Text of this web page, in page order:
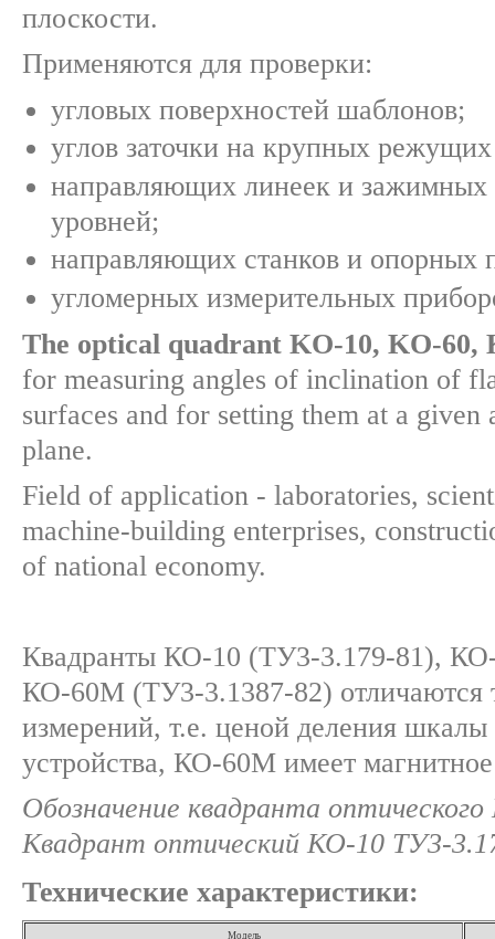
плоскости.
Применяются для проверки:
угловых поверхностей шаблонов;
углов заточки на крупных
направляющих линеек и зажимных
уровней;
направляющих станков и опорных
угломерных измерительных
The optical quadrant KO-10, KO-60,
for measuring angles of inclination of
surfaces and for setting them at a
plane.
Field of application - laboratories,
machine-building enterprises,
of national economy.
Квадранты КО-10 (ТУ3-3.179-81),
КО-60М (ТУ3-3.1387-82) отличаются
измерений, т.е. ценой деления шкалы
устройства, КО-60М имеет
Обозначение квадранта
Квадрант оптический КО-10 ТУ3-
Технические характеристики:
Модель